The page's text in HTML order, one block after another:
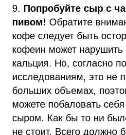
9. Попробуйте сыр с
пивом! Обратите
кофе следует быть
кофеин может нарушить
кальция. Но, согласно
исследованиям, это не
больших объемах,
можете побаловать
сыром. Как бы то ни
не стоит. Всего должно